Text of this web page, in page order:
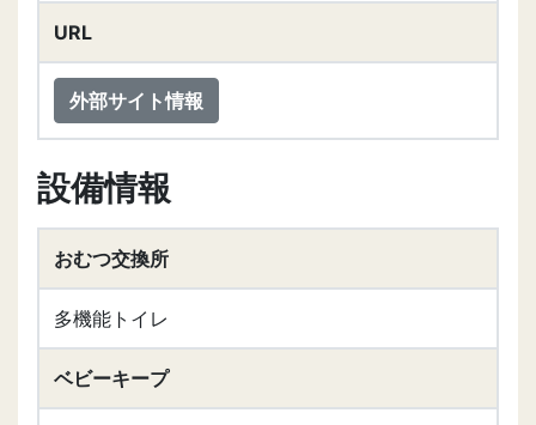
URL
外部サイト情報
設備情報
おむつ交換所
多機能トイレ
ベビーキープ